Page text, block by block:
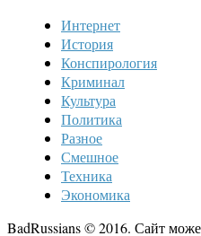
Интернет
История
Конспирология
Криминал
Культура
Политика
Разное
Смешное
Техника
Экономика
BadRussians © 2016. Сайт